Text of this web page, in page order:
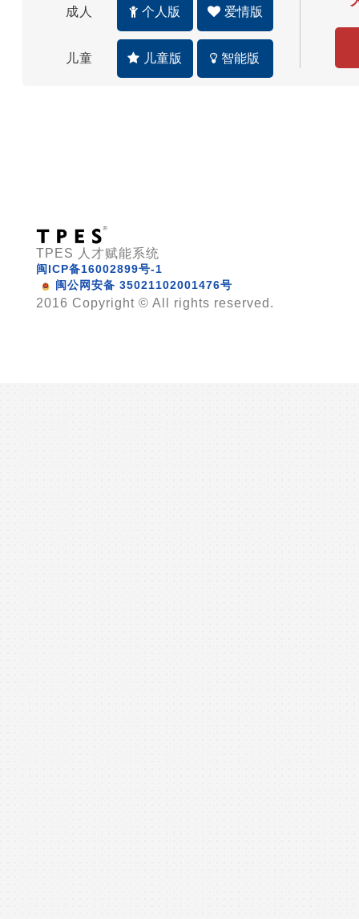
成人 个人版 爱情版
儿童 儿童版 智能版
TPES 人才赋能系统
闽ICP备16002899号-1
闽公网安备 35021102001476号
2016 Copyright © All rights reserved.